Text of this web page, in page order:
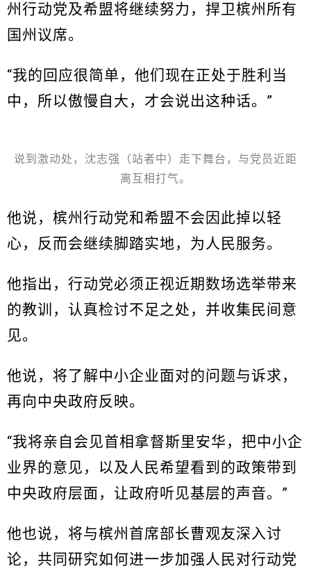
州行动党及希盟将继续努力，捍卫槟州所有
国州议席。
“我的回应很简单，他们现在正处于胜利当
中，所以傲慢自大，才会说出这种话。”
说到激动处，沈志强（站者中）走下舞台，与党员近距
离互相打气。
他说，槟州行动党和希盟不会因此掉以轻
心，反而会继续脚踏实地，为人民服务。
他指出，行动党必须正视近期数场选举带来
的教训，认真检讨不足之处，并收集民间意
见。
他说，将了解中小企业面对的问题与诉求，
再向中央政府反映。
“我将亲自会见首相拿督斯里安华，把中小企
业界的意见，以及人民希望看到的政策带到
中央政府层面，让政府听见基层的声音。”
他也说，将与槟州首席部长曹观友深入讨
论，共同研究如何进一步加强人民对行动党